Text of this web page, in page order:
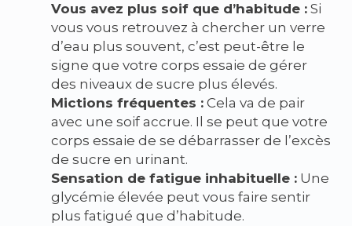
Vous avez plus soif que d’habitude : Si
vous vous retrouvez à chercher un verre
d’eau plus souvent, c’est peut-être le
signe que votre corps essaie de gérer
des niveaux de sucre plus élevés.
Mictions fréquentes : Cela va de pair
avec une soif accrue. Il se peut que votre
corps essaie de se débarrasser de l’excès
de sucre en urinant.
Sensation de fatigue inhabituelle : Une
glycémie élevée peut vous faire sentir
plus fatigué que d’habitude.